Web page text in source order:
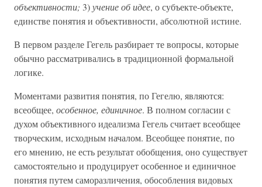
объективности; 3)учение об идее, о субъекте-объекте,
единстве понятия и объективности, абсолютной истине.
В первом разделе Гегель разбирает те вопросы, которые
обычно рассматривались в традиционной формальной
логике.
Моментами развития понятия, по Гегелю, являются:
всеобщее, особенное, единичное. В полном согласии с
духом объективного идеализма Гегель считает всеобщее
творческим, исходным началом. Всеобщее понятие, по
его мнению, не есть результат обобщения, оно существует
самостоятельно и продуцирует особенное и единичное
понятия путем саморазличения, обособления видовых